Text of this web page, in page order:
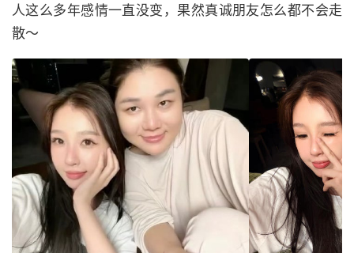
人这么多年感情一直没变，果然真诚朋友怎么都不会走
散～ ​